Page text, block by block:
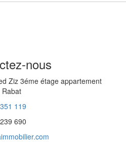
nous
Ziz 3éme étage appartement
Rabat
119
690